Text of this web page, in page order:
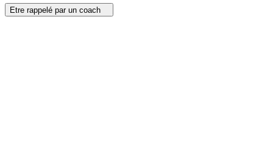
Etre rappelé par un coach